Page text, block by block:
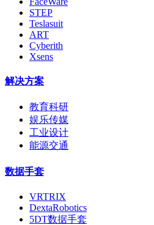
STEP
Teslasuit
ART
Cyberith
Xsens
解决方案
教育科研
娱乐传媒
工业设计
能源交通
数据手套
VRTRIX
DextaRobotics
5DT数据手套